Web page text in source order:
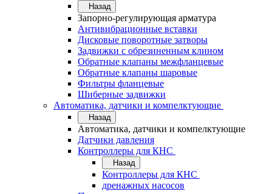
Назад
Запорно-регулирующая арматура
Антивибрационные вставки
Дисковые поворотные затворы
Задвижки с обрезиненным клином
Обратные клапаны межфланцевые
Обратные клапаны шаровые
Фильтры фланцевые
Шиберные задвижки
Автоматика, датчики и компелктующие
Назад
Автоматика, датчики и компелктующие
Датчики давления
Контроллеры для КНС
Назад
Контроллеры для КНС
дренажных насосов